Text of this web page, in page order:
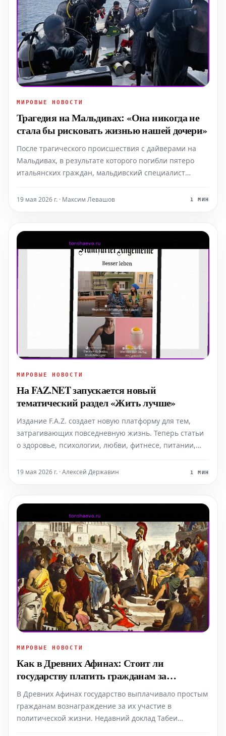
МИРОВЫЕ НОВОСТИ
Трагедия на Мальдивах: «Она никогда не
стала бы рисковать жизнью нашей дочери»
После трагического происшествия с дайверами на
Мальдивах, в результате которого погибли пятеро
итальянских граждан, мальдивский специалист
дайверы пренебрегли установленными правилами
19 мая 2026 г. · Максим Левашов 1 МИН
МИРОВЫЕ НОВОСТИ
На FAZ.NET запускается новый
тематический раздел «Жить лучше»
Издание F.A.Z. создает новую платформу для тем,
затрагивающих повседневную жизнь. Теперь статьи
о здоровье, психологии, любви, фитнесе, питании,
разделе на FAZ.NET.
19 мая 2026 г. · Алексей Державин 1 МИН
МИРОВЫЕ НОВОСТИ
Как в Древних Афинах: Стоит ли
государству платить гражданам за
политическую активность?
В Древних Афинах государство выплачивало простым
гражданам вознаграждение за их участие в
политической жизни. Недавний доклад Табеи